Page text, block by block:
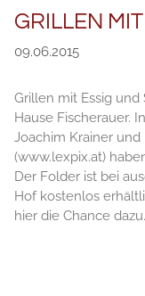
GRILLEN
09.06.2015
Grillen mit Essig
Hause Fischerauer.
Joachim Krainer
(www.lexpix.at)
Der Folder ist bei
Hof kostenlos
hier die Chance dazu.